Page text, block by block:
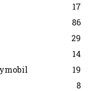
17
86
29
14
19
8